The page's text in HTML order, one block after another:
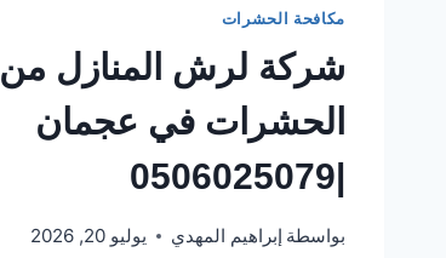
مكافحة الحشرات
شركة لرش المنازل من
الحشرات في عجمان
|0506025079
بواسطة إبراهيم المهدي يوليو 20, 2026